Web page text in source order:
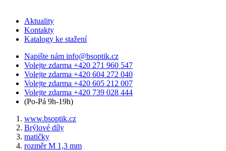
Aktuality
Kontakty
Katalogy ke stažení
Napište nám info@bsoptik.cz
Volejte zdarma +420 271 960 547
Volejte zdarma +420 604 272 040
Volejte zdarma +420 605 212 007
Volejte zdarma +420 739 028 444
(Po-Pá 9h-19h)
www.bsoptik.cz
Brýlové díly
matičky
rozměr M 1,3 mm